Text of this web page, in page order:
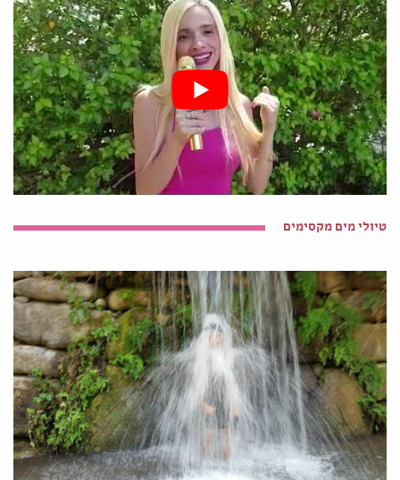
טיולי מים מקסימים